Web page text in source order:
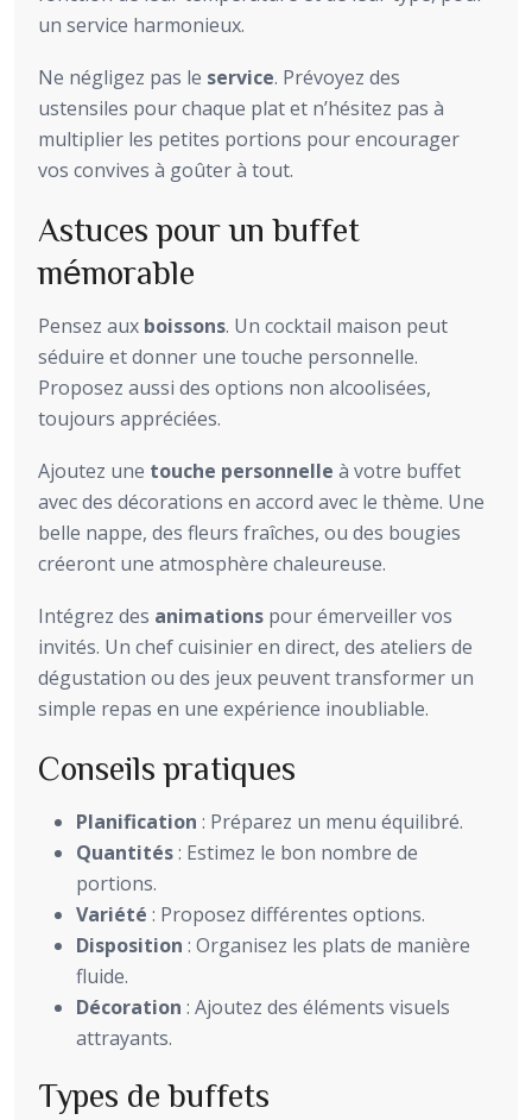
un service harmonieux.
Ne négligez pas le service. Prévoyez des
ustensiles pour chaque plat et n’hésitez pas à
multiplier les petites portions pour encourager
vos convives à goûter à tout.
Astuces pour un buffet
mémorable
Pensez aux boissons. Un cocktail maison peut
séduire et donner une touche personnelle.
Proposez aussi des options non alcoolisées,
toujours appréciées.
Ajoutez une touche personnelle à votre buffet
avec des décorations en accord avec le thème. Une
belle nappe, des fleurs fraîches, ou des bougies
créeront une atmosphère chaleureuse.
Intégrez des animations pour émerveiller vos
invités. Un chef cuisinier en direct, des ateliers de
dégustation ou des jeux peuvent transformer un
simple repas en une expérience inoubliable.
Conseils pratiques
Planification : Préparez un menu équilibré.
Quantités: Estimez le bon nombre de
portions.
Variété : Proposez différentes options.
Disposition : Organisez les plats de manière
fluide.
Décoration : Ajoutez des éléments visuels
attrayants.
Types de buffets